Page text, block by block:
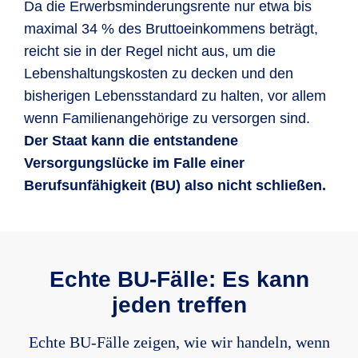
angerechnet.
Wiedereingliederungshilfe
Wir zahlen einmalig eine
Wiedereingliederungshilfe von sechs
Monatsrenten, maximal 6.000 EUR,
wenn die bisherige Berufstätigkeit
wegen der Berufsunfähigkeit
aufgegeben werden musste und
Sofortkapital
In der Tarifvariente premium zahlen
Selbstständige und Freiberufler sind nicht
automatisch in der gesetzlichen
Rentenversicherung abgesichert. Auch für
versicherungspflichtige und freiwillig versicherte
Selbständige gilt, dass sie für einen
Rentenanspruch die Wartezeit von 5 Jahren
erfüllt haben und drei Jahre Pflichtbeiträge
gezahlt haben müssen.
Lebenshaltungskosten zu decken und den
bisherigen Lebensstandard zu halten, vor allem
wenn Familienangehörige zu versorgen sind.
Der Staat kann die entstandene
Da die Erwerbsminderungsrente nur etwa bis
maximal 34 % des Bruttoeinkommens beträgt,
reicht sie in der Regel nicht aus, um die
Lebenshaltungskosten zu decken und den
bisherigen Lebensstandard zu halten, vor allem
wenn Familienangehörige zu versorgen sind.
Der Staat kann die entstandene
Versorgungslücke im Falle einer
Berufsunfähigkeit (BU) also nicht schließen.
Echte BU-Fälle: Es kann
jeden treffen
Echte BU-Fälle zeigen, wie wir handeln, wenn